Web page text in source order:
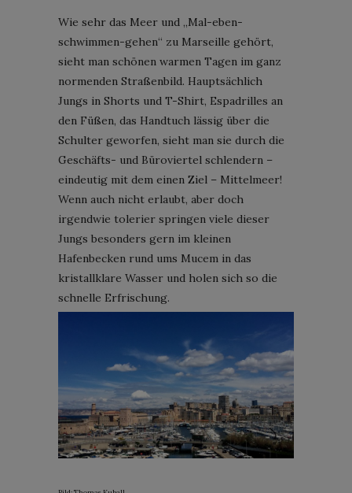
Wie sehr das Meer und „Mal-eben-
schwimmen-gehen“ zu Marseille gehört,
sieht man schönen warmen Tagen im ganz
normenden Straßenbild. Hauptsächlich
Jungs in Shorts und T-Shirt, Espadrilles an
den Füßen, das Handtuch lässig über die
Schulter geworfen, sieht man sie durch die
Geschäfts- und Büroviertel schlendern –
eindeutig mit dem einen Ziel – Mittelmeer!
Wenn auch nicht erlaubt, aber doch
irgendwie tolerier springen viele dieser
Jungs besonders gern im kleinen
Hafenbecken rund ums Mucem in das
kristallklare Wasser und holen sich so die
schnelle Erfrischung.